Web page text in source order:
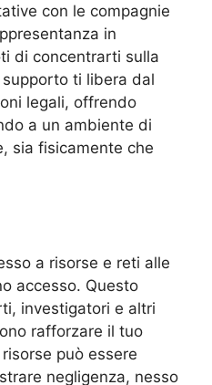
con le compagnie
in
di concentrarti sulla
ti libera dal
legali, offrendo
a un ambiente di
sia fisicamente che
a risorse e reti alle
accesso. Questo
investigatori e altri
rafforzare il tuo
può essere
negligenza, nesso